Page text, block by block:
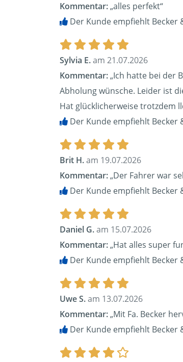
Kommentar:„alles perfekt“
Der Kunde empfiehlt Becker
Sylvia E.am 21.07.2026
Kommentar:„Ich hatte bei der
Abholung wünsche. Leider ist
Hat glücklicherweise trotzdem
Der Kunde empfiehlt Becker
Brit H.am 19.07.2026
Kommentar:„Der Fahrer war
Der Kunde empfiehlt Becker
Daniel G.am 15.07.2026
Kommentar:„Hat alles super
Der Kunde empfiehlt Becker
Uwe S.am 13.07.2026
Kommentar:„Mit Fa. Becker
Der Kunde empfiehlt Becker